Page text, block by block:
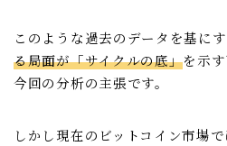
このような過去のデータを基にす
る局面が「サイクルの底」を示
今回の分析の主張です。
しかし現在のビットコイン市場